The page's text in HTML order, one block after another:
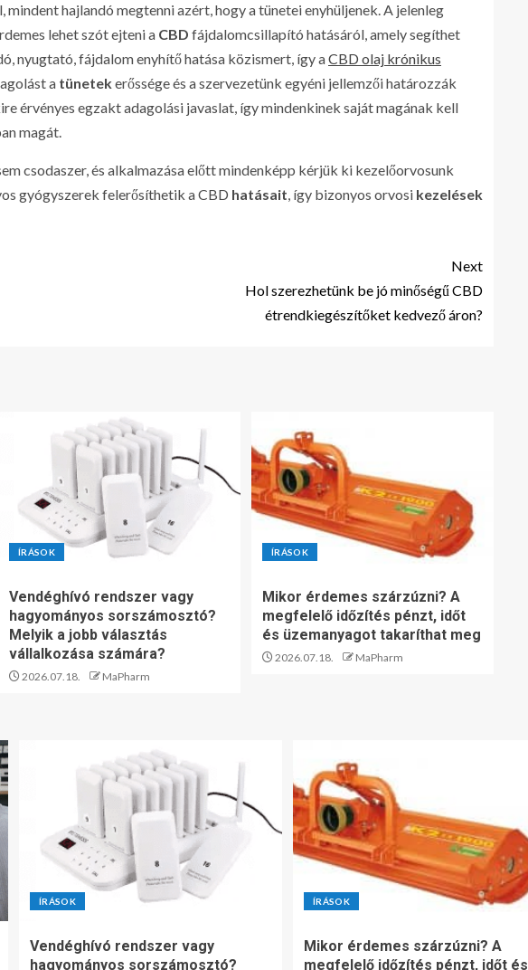
hajlandó megtenni azért, hogy a tünetei enyhüljenek. A jelenleg
lehet szót ejteni a CBD fájdalomcsillapító hatásáról, amely segíthet
nyugtató, fájdalom enyhítő hatása közismert, így aCBD olaj krónikus
a tünetekerőssége és a szervezetünk egyéni jellemzői határozzák
érvényes egzakt adagolási javaslat, így mindenkinek saját magának kell
magát.
csodaszer, és alkalmazása előtt mindenképp kérjük ki kezelőorvosunk
gyógyszerek felerősíthetik a CBD hatásait, így bizonyos orvosi kezelések
Next
Hol szerezhetünk be jó minőségű CBD
étrendkiegészítőket kedvező áron?
ÍRÁSOK
Vendéghívó rendszer vagy
hagyományos sorszámosztó?
Melyik a jobb választás
vállalkozása számára?
2026.07.18. MaPharm
ÍRÁSOK
Mikor érdemes szárzúzni? A
megfelelő időzítés pénzt, időt
és üzemanyagot takaríthat meg
2026.07.18. MaPharm
ÍRÁSOK
Vendéghívó rendszer vagy
hagyományos sorszámosztó?
ÍRÁSOK
Mikor érdemes szárzúzni? A
megfelelő időzítés pénzt, időt és